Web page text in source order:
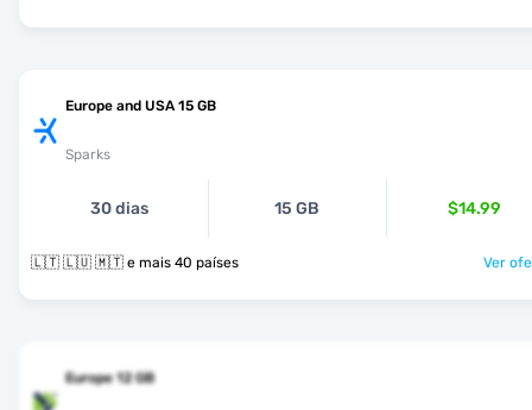
Europe and USA 15 GB
Sparks
30 dias 15 GB $14.99
🇱🇹 🇱🇺 🇲🇹 e mais 40 países Ver
Europe 12 GB